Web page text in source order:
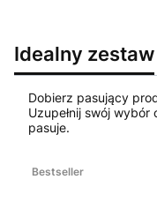
Idealny zestaw
Dobierz pasujący
Uzupełnij swój
pasuje.
Bestseller